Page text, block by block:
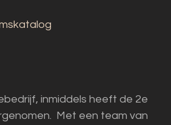
inmiddels heeft de 2e
Met een team van